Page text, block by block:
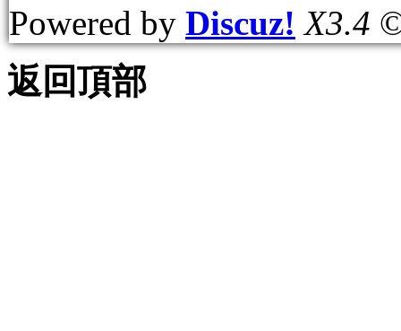
Powered by Discuz! X3.4
返回頂部